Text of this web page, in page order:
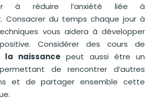
à réduire l’anxiété liée à
Consacrer du temps chaque jour à
vous aidera à développer
Considérer des cours de
la naissance peut aussi être un
de rencontrer d’autres
et de partager ensemble cette